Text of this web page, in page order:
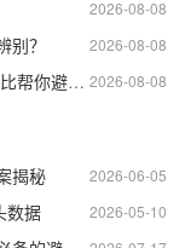
2026-08-08
2026-08-08
？
2026-08-08
开差商家
2026-06-05
揭秘
2026-05-10
数据